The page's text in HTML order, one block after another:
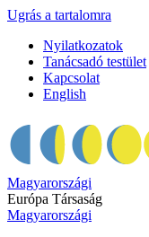
Ugrás a tartalomra
Nyilatkozatok
Tanácsadó testület
Kapcsolat
English
Magyarországi
Európa Társaság
Magyarországi